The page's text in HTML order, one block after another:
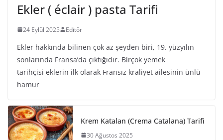
Ekler ( éclair ) pasta Tarifi
24 Eylül 2025 Editör
Ekler hakkında bilinen çok az şeyden biri, 19. yüzyılın
sonlarında Fransa’da çıktığıdır. Birçok yemek
tarihçisi eklerin ilk olarak Fransız kraliyet ailesinin ünlü
hamur
Krem Katalan (Crema Catalana) Tarifi
30 Ağustos 2025